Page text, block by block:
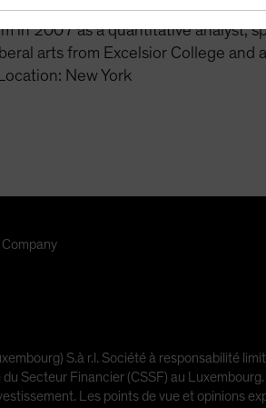
Portfolio Management
in 2007 as a quantitative analyst,
arts from Excelsior College
New York
S.à r.l. Société à responsabilité
Secteur Financier (CSSF) au
Les points de vue et opinions